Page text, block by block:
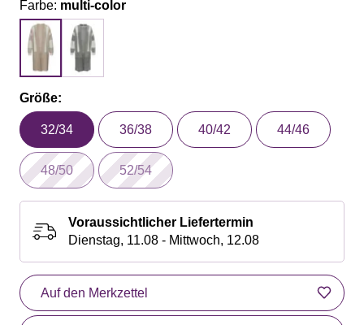
Farbe: multi-color
Größe:
32/34 36/38 40/42 44/46
48/50 52/54
Voraussichtlicher Liefertermin
Dienstag, 11.08 - Mittwoch, 12.08
Auf den Merkzettel